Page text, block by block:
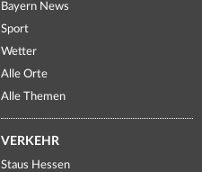
Bayern News
Sport
Wetter
Alle Orte
Alle Themen
VERKEHR
Staus Hessen